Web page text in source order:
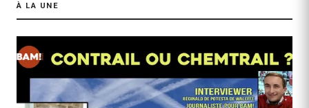
À LA UNE